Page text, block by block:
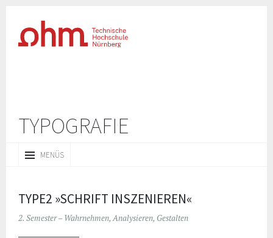
TYPOGRAFIE
MENÜS
INHALT
TYPE2 »SCHRIFT INSZENIEREN«
2. Semester – Wahrnehmen, Analysieren, Gestalten